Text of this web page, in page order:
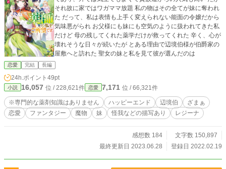
それ故に家ではワガママ放題 私の物はその全てが妹に奪われ
た だって、私は表情も上手く変えられない能面の令嬢だから
気味悪がられ お父様にも妹にも空気のように扱われてきた私
だけど 母の残してくれた薬学だけが救ってくれた 辛く、心が
壊れそうな日々が続いたが とある理由で辺境伯様が伯爵家の
屋敷へと訪れた 聖女の妹と私を見て彼が選んだのは
恋愛 完結 長編
24h.ポイント 49pt
小説 16,057 位 / 228,621件 恋愛 7,171 位 / 66,321件
※専門的な薬剤知識はありません ハッピーエンド 辺境伯
ざまぁ
恋愛
ファンタジー 魔物 妹 怪我などの描写あり レジーナ
感想数 184
文字数 150,897
最終更新日 2023.06.28
登録日 2022.02.19